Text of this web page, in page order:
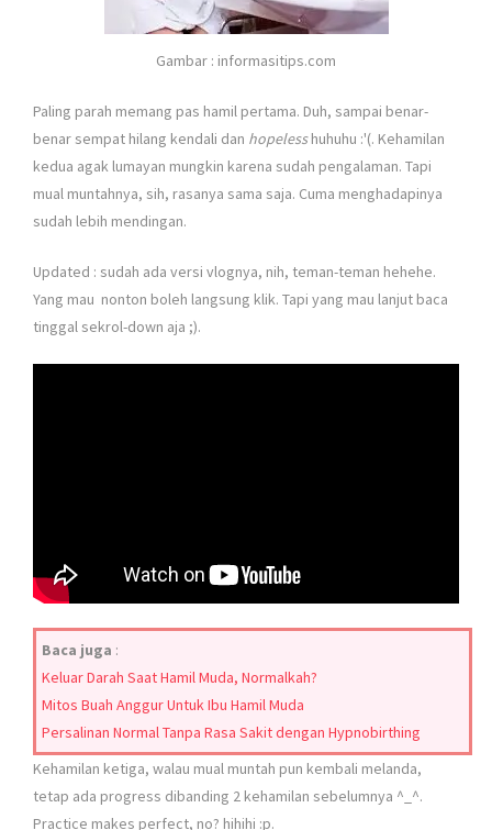
Gambar : informasitips.com
Paling parah memang pas hamil pertama. Duh, sampai benar-
benar sempat hilang kendali dan hopelesshuhuhu :'(. Kehamilan
kedua agak lumayan mungkin karena sudah pengalaman. Tapi
mual muntahnya, sih, rasanya sama saja. Cuma menghadapinya
sudah lebih mendingan.
Updated : sudah ada versi vlognya, nih, teman-teman hehehe.
Yang mau nonton boleh langsung klik. Tapi yang mau lanjut baca
tinggal sekrol-down aja ;).
Baca juga :
Keluar Darah Saat Hamil Muda, Normalkah?
Mitos Buah Anggur Untuk Ibu Hamil Muda
Persalinan Normal Tanpa Rasa Sakit dengan Hypnobirthing
Kehamilan ketiga, walau mual muntah pun kembali melanda,
tetap ada progress dibanding 2 kehamilan sebelumnya ^_^.
Practice makes perfect, no? hihihi :p.